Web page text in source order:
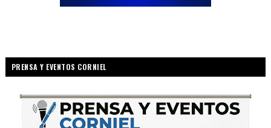
PRENSA Y EVENTOS CORNIEL